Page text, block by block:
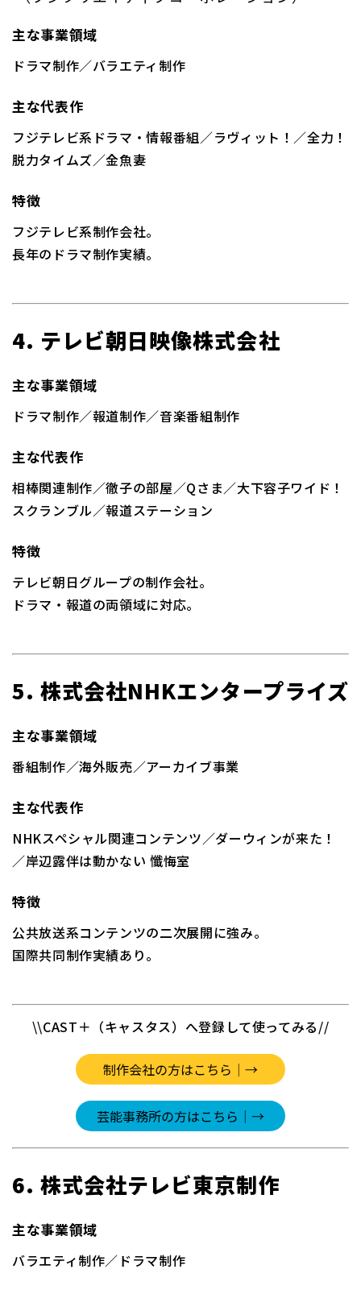
主な事業領域
ドラマ制作／バラエティ制作
主な代表作
フジテレビ系ドラマ・情報番組／ラヴィット！／全力！
脱力タイムズ／金魚妻
特徴
フジテレビ系制作会社。
長年のドラマ制作実績。
4. テレビ朝日映像株式会社
主な事業領域
ドラマ制作／報道制作／音楽番組制作
主な代表作
相棒関連制作／徹子の部屋／Qさま／大下容子ワイド！
スクランブル／報道ステーション
特徴
テレビ朝日グループの制作会社。
ドラマ・報道の両領域に対応。
5. 株式会社NHKエンタープライズ
主な事業領域
番組制作／海外販売／アーカイブ事業
主な代表作
NHKスペシャル関連コンテンツ／ダーウィンが来た！
／岸辺露伴は動かない 懺悔室
特徴
公共放送系コンテンツの二次展開に強み。
国際共同制作実績あり。
\\CAST＋（キャスタス）へ登録して使ってみる//
6. 株式会社テレビ東京制作
主な事業領域
バラエティ制作／ドラマ制作